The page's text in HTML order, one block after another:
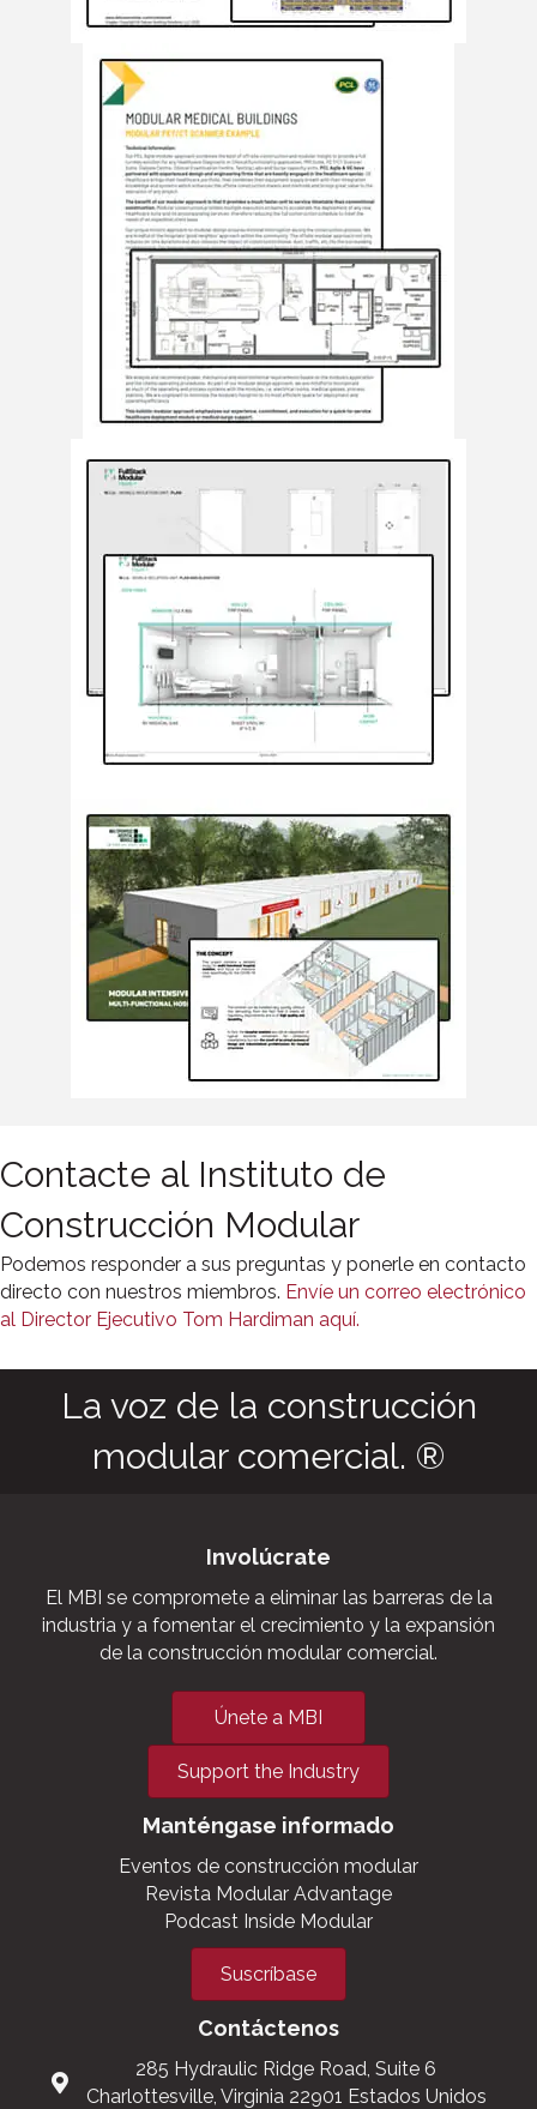
Contacte al Instituto de
Construcción Modular
Podemos responder a sus preguntas y ponerle en contacto
directo con nuestros miembros. Envíe un correo electrónico
al Director Ejecutivo Tom Hardiman aquí.
La voz de la construcción
modular comercial. ®
Involúcrate
El MBI se compromete a eliminar las barreras de la
industria y a fomentar el crecimiento y la expansión
de la construcción modular comercial.
Únete a MBI
Support the Industry
Manténgase informado
Eventos de construcción modular
Revista Modular Advantage
Podcast Inside Modular
Suscríbase
Contáctenos
285 Hydraulic Ridge Road, Suite 6
Charlottesville, Virginia 22901 Estados Unidos